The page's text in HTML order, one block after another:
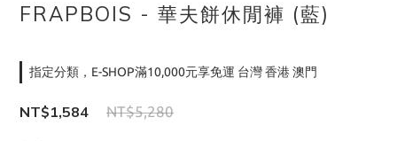
FRAPBOIS - 華夫餅休閒褲 (藍)
指定分類，E-SHOP滿10,000元享免運 台灣 香港 澳門
NT$1,584 NT$5,280